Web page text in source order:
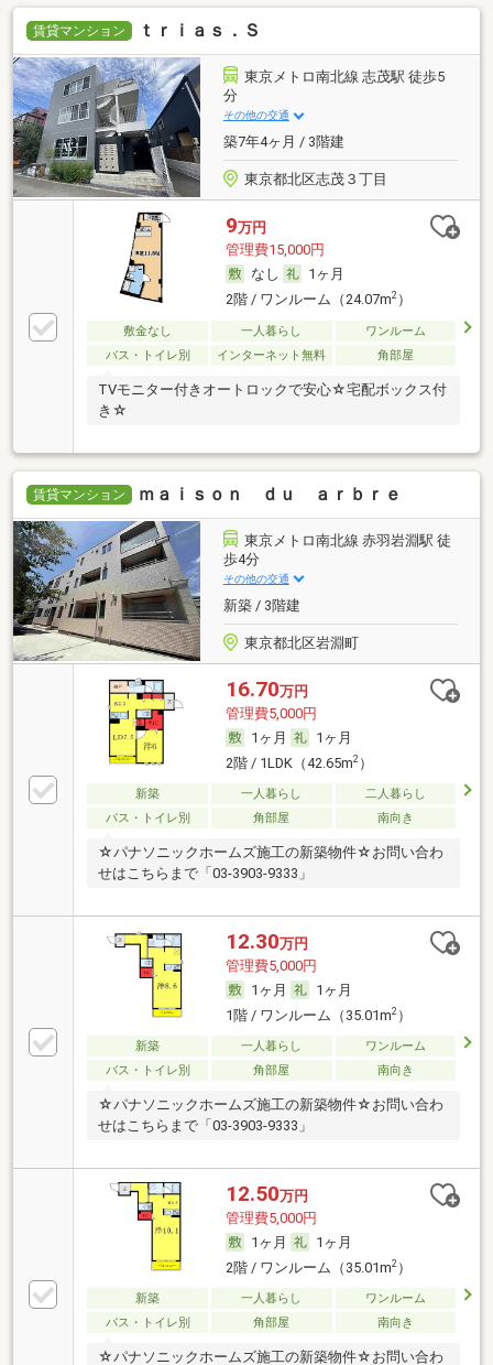
賃貸マンション ｔｒｉａｓ．Ｓ
東京メトロ南北線 志茂駅 徒歩5
分
その他の交通
築7年4ヶ月 / 3階建
東京都北区志茂３丁目
9万円
管理費15,000円
なし
1ヶ月
2階 / ワンルーム（24.07m2）
敷金なし 一人暮らし
ワンルーム
バス・トイレ別
インターネット無料 角部屋
TVモニター付きオートロックで安心☆宅配ボックス付
き☆
賃貸マンション ｍａｉｓｏｎ ｄｕ ａｒｂｒｅ
東京メトロ南北線 赤羽岩淵駅 徒
歩4分
その他の交通
新築 / 3階建
東京都北区岩淵町
16.70万円
管理費5,000円
1ヶ月
1ヶ月
2階 / 1LDK（42.65m2）
新築 一人暮らし
二人暮らし
バス・トイレ別
角部屋 南向き
☆パナソニックホームズ施工の新築物件☆お問い合わ
せはこちらまで「03-3903-9333」
12.30万円
管理費5,000円
1ヶ月
1ヶ月
1階 / ワンルーム（35.01m2）
新築 一人暮らし
ワンルーム
バス・トイレ別
角部屋 南向き
☆パナソニックホームズ施工の新築物件☆お問い合わ
せはこちらまで「03-3903-9333」
12.50万円
管理費5,000円
1ヶ月
1ヶ月
2階 / ワンルーム（35.01m2）
新築 一人暮らし
ワンルーム
バス・トイレ別
角部屋 南向き
☆パナソニックホームズ施工の新築物件☆お問い合わ